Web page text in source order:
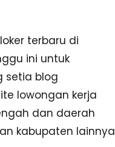
terbaru di
ini untuk
setia blog
lowongan kerja
dan daerah
kabupaten lainnya